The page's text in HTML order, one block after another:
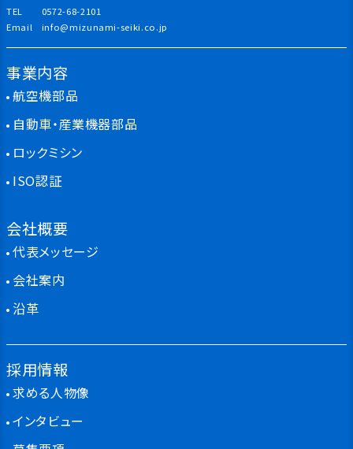
TEL
0572-68-2101
Email
info@mizunami-seiki.co.jp
事業内容
航空機部品
自動車・産業機器部品
ロックミシン
ISO認証
会社概要
代表メッセージ
会社案内
沿革
採用情報
求める人物像
インタビュー